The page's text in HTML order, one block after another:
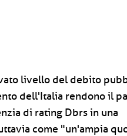
livello del debito
dell'Italia rendono il
di rating Dbrs in una
come "un'ampia